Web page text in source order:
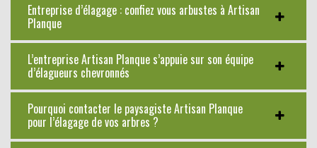
Entreprise d’élagage : confiez vous arbustes à Artisan
Planque
L’entreprise Artisan Planque s’appuie sur son équipe
d’élagueurs chevronnés
Pourquoi contacter le paysagiste Artisan Planque
pour l’élagage de vos arbres ?